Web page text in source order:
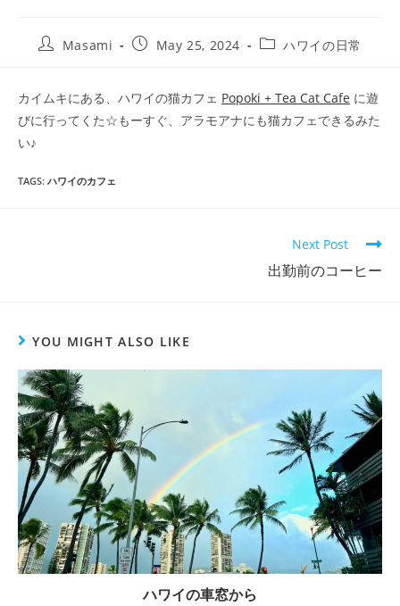
Masami May 25, 2024 ハワイの日常
カイムキにある、ハワイの猫カフェ Popoki + Tea Cat Cafe に遊
びに行ってくた☆もーすぐ、アラモアナにも猫カフェできるみた
い♪
TAGS: ハワイのカフェ
Next Post
出勤前のコーヒー
YOU MIGHT ALSO LIKE
ハワイの車窓から